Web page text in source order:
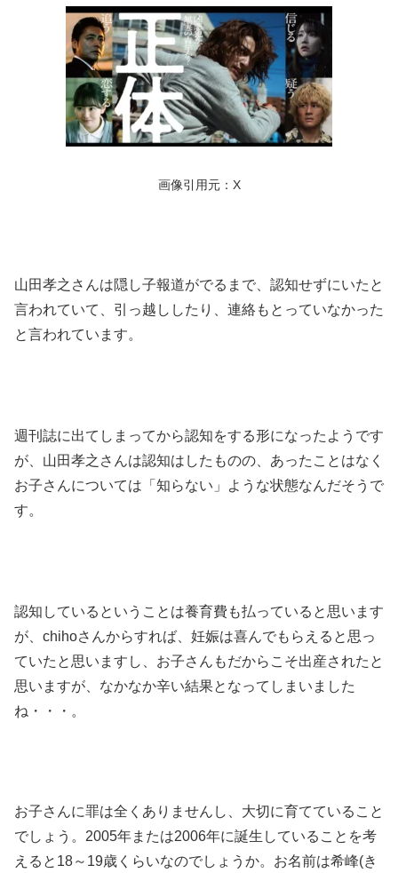
画像引用元：X
山田孝之さんは隠し子報道がでるまで、認知せずにいたと
言われていて、引っ越ししたり、連絡もとっていなかった
と言われています。
週刊誌に出てしまってから認知をする形になったようです
が、山田孝之さんは認知はしたものの、あったことはなく
お子さんについては「知らない」ような状態なんだそうで
す。
認知しているということは養育費も払っていると思います
が、chihoさんからすれば、妊娠は喜んでもらえると思っ
ていたと思いますし、お子さんもだからこそ出産されたと
思いますが、なかなか辛い結果となってしまいました
ね・・・。
お子さんに罪は全くありませんし、大切に育てていること
でしょう。2005年または2006年に誕生していることを考
えると18～19歳くらいなのでしょうか。お名前は希峰(き